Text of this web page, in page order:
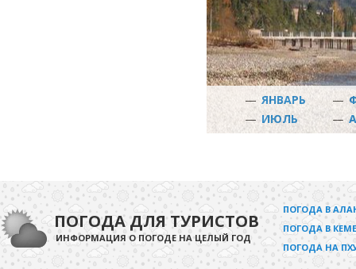
— ЯНВАРЬ —
— ИЮЛЬ —
ПОГОДА ДЛЯ ТУРИСТОВ
ИНФОРМАЦИЯ О ПОГОДЕ НА ЦЕЛЫЙ ГОД
ПОГОДА В
ПОГОДА В
ПОГОДА НА